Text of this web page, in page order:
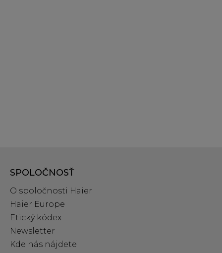
SPOLOČNOSŤ
O spoločnosti Haier
Haier Europe
Etický kódex
Newsletter
Kde nás nájdete